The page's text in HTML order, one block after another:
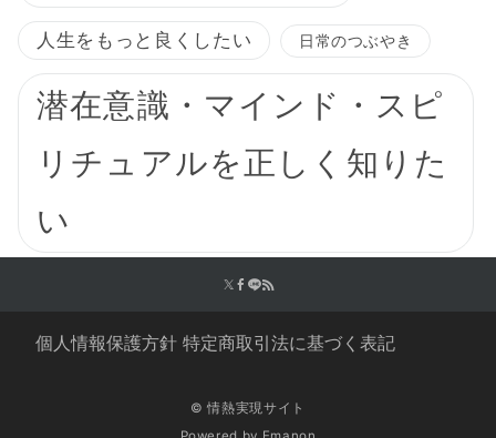
人生をもっと良くしたい 日常のつぶやき
潜在意識・マインド・スピ
リチュアルを正しく知りた
い
個人情報保護方針 特定商取引法に基づく表記
© 情熱実現サイト